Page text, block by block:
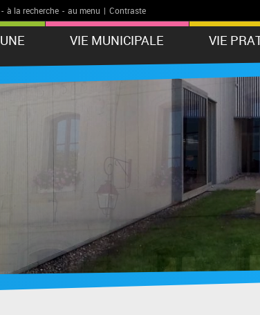
- à la recherche - au menu | Contraste
VIE MUNICIPALE VIE